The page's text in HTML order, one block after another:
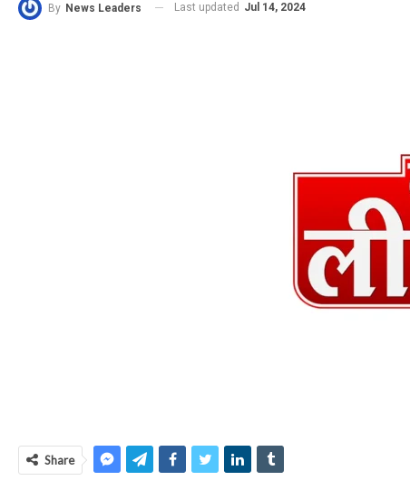
By News Leaders Last updated Jul 14, 2024
Share